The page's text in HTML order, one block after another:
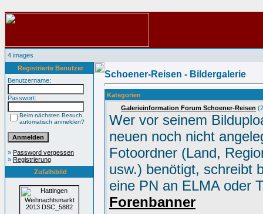
4 images
Registrierte Benutzer
Benutzername:
Passwort:
Beim nächsten Besuch
automatisch anmelden?
» Password vergessen
» Registrierung
Zufallsbild
Schoener-Reisen - Bildergalerie
Kategorien
Galerieinformation Forum Schoener-Reisen
Wer vor seinem
neuen noch nicht
Fotoordner (Land,
usw.) benötigt, schreibt
eine PN an ELMA oder
Forenbanner